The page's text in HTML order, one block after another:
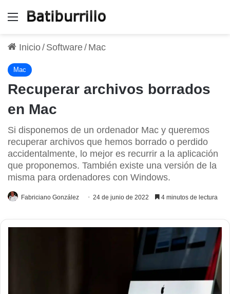
Menú
Inicio/ Software/ Mac
Mac
Recuperar archivos borrados
en Mac
Si disponemos de un ordenador Mac y queremos
recuperar archivos que hemos borrado o perdido
accidentalmente, lo mejor es recurrir a la aplicación
que proponemos. También existe una versión de la
misma para ordenadores con Windows.
Fabriciano González 24 de junio de 2022 4 minutos de lectura